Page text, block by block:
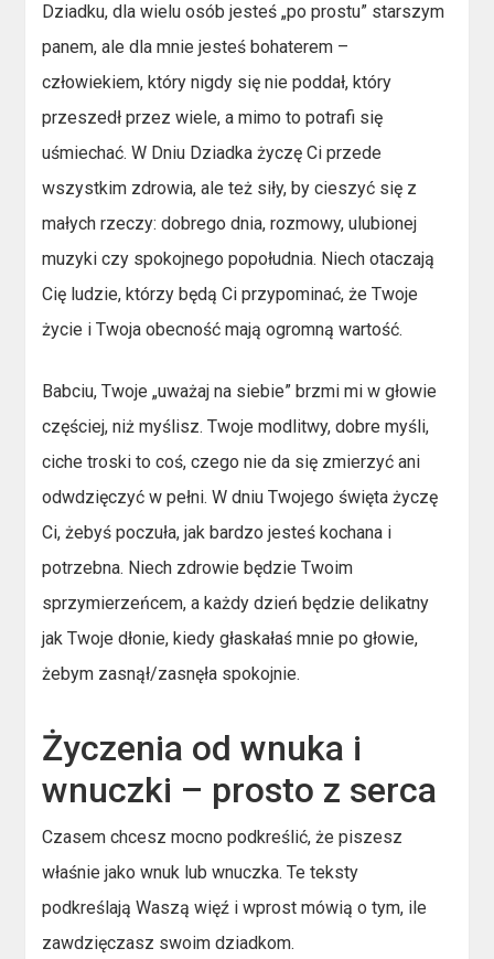
Dziadku, dla wielu osób jesteś „po prostu” starszym
panem, ale dla mnie jesteś bohaterem –
człowiekiem, który nigdy się nie poddał, który
przeszedł przez wiele, a mimo to potrafi się
uśmiechać. W Dniu Dziadka życzę Ci przede
wszystkim zdrowia, ale też siły, by cieszyć się z
małych rzeczy: dobrego dnia, rozmowy, ulubionej
muzyki czy spokojnego popołudnia. Niech otaczają
Cię ludzie, którzy będą Ci przypominać, że Twoje
życie i Twoja obecność mają ogromną wartość.
Babciu, Twoje „uważaj na siebie” brzmi mi w głowie
częściej, niż myślisz. Twoje modlitwy, dobre myśli,
ciche troski to coś, czego nie da się zmierzyć ani
odwdzięczyć w pełni. W dniu Twojego święta życzę
Ci, żebyś poczuła, jak bardzo jesteś kochana i
potrzebna. Niech zdrowie będzie Twoim
sprzymierzeńcem, a każdy dzień będzie delikatny
jak Twoje dłonie, kiedy głaskałaś mnie po głowie,
żebym zasnął/zasnęła spokojnie.
Życzenia od wnuka i
wnuczki – prosto z serca
Czasem chcesz mocno podkreślić, że piszesz
właśnie jako wnuk lub wnuczka. Te teksty
podkreślają Waszą więź i wprost mówią o tym, ile
zawdzięczasz swoim dziadkom.